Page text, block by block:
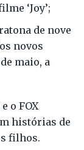
‘Joy’;
de nove
novos
maio, a
o FOX
histórias de
filhos.